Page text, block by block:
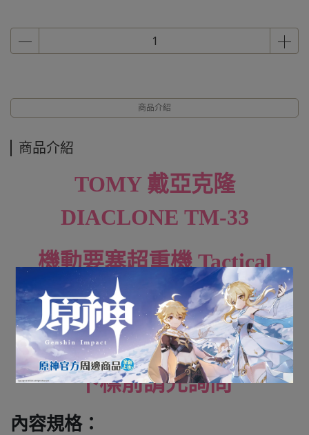
商品介紹
商品介紹
TOMY 戴亞克隆
DIACLONE TM-33
機動要塞超重機 Tactical
Grander
全新未拆封
下標前請先詢問
內容規格：